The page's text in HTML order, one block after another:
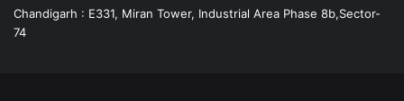
Chandigarh : E331, Miran Tower, Industrial Area Phase 8b,Sector-
74